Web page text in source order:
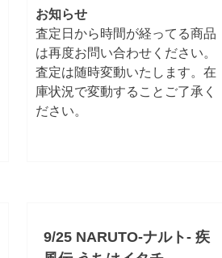
お知らせ
査定日から時間が経ってる商品
は再度お問い合わせください。
査定は随時変動いたします。在
庫状況で変動することご了承く
ださい。
9/25 NARUTO-ナルト- 疾